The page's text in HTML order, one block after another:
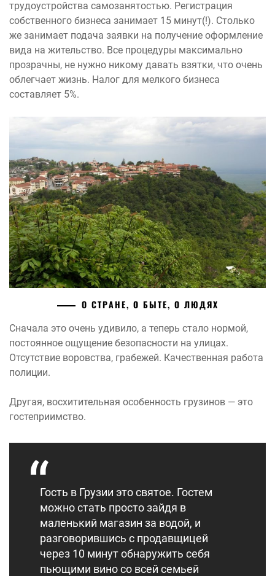
трудоустройства самозанятостью. Регистрация
собственного бизнеса занимает 15 минут(!). Столько
же занимает подача заявки на получение оформление
вида на жительство. Все процедуры максимально
прозрачны, не нужно никому давать взятки, что очень
облегчает жизнь. Налог для мелкого бизнеса
составляет 5%.
О СТРАНЕ, О БЫТЕ, О ЛЮДЯХ
Сначала это очень удивило, а теперь стало нормой,
постоянное ощущение безопасности на улицах.
Отсутствие воровства, грабежей. Качественная работа
полиции.
Другая, восхитительная особенность грузинов — это
гостеприимство.
Гость в Грузии это святое. Гостем
можно стать просто зайдя в
маленький магазин за водой, и
разговорившись с продавщицей
через 10 минут обнаружить себя
пьющими вино со всей семьей